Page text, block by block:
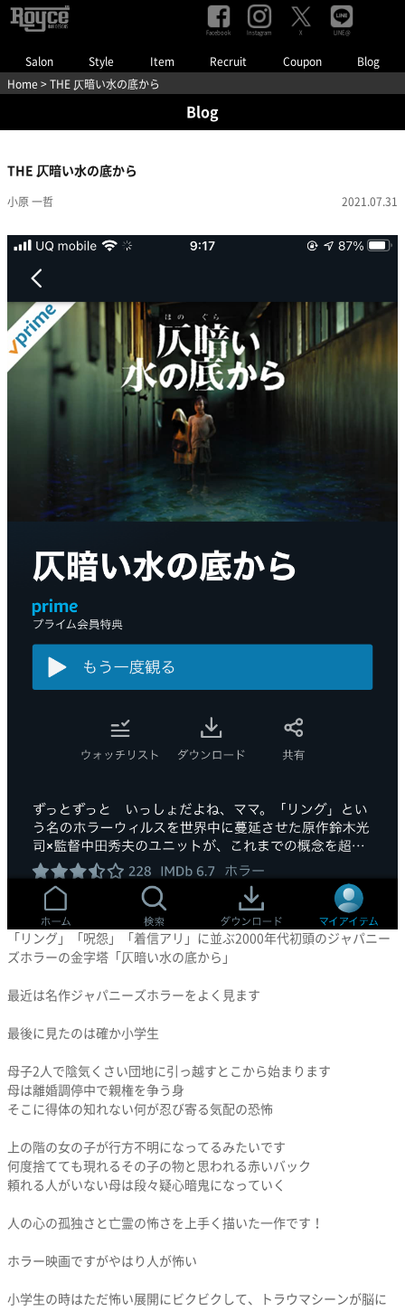
Salon Style Item Recruit Coupon Blog
Facebook Instagram X LINE@
Home > THE 仄暗い水の底から
Blog
THE 仄暗い水の底から
小原 一哲 2021.07.31
「リング」「呪怨」「着信アリ」に並ぶ2000年代初頭のジャパニー
ズホラーの金字塔「仄暗い水の底から」
最近は名作ジャパニーズホラーをよく見ます
最後に見たのは確か小学生
母子2人で陰気くさい団地に引っ越すとこから始まります
母は離婚調停中で親権を争う身
そこに得体の知れない何が忍び寄る気配の恐怖
上の階の女の子が行方不明になってるみたいです
何度捨てても現れるその子の物と思われる赤いバック
頼れる人がいない母は段々疑心暗鬼になっていく
人の心の孤独さと亡霊の怖さを上手く描いた一作です！
ホラー映画ですがやはり人が怖い
小学生の時はただ怖い展開にビクビクして、トラウマシーンが脳に